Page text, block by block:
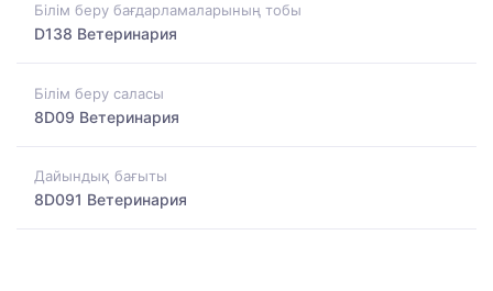
Білім беру бағдарламаларының тобы
D138 Ветеринария
Білім беру саласы
8D09 Ветеринария
Дайындық бағыты
8D091 Ветеринария